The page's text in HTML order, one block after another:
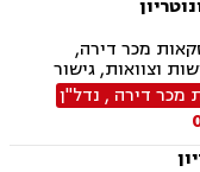
גירושין, חלוקת
הוצאה לפועל,
פש"ר, חדלות פירעון,
נוטריון אנגלית
מכר דירה,
וצוואות, גישור
נוטריון, ערבויות
ליקויי בנייה, בנקים, סדר דין
ממון, קבוצות
מתמשך
מכר דירה , נדל"ן